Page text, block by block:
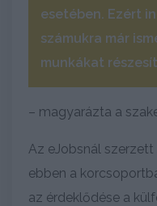
esetében. Ezért
számukra már
munkákat
– magyarázta a
Az eJobsnál
ebben a
az érdeklődése a